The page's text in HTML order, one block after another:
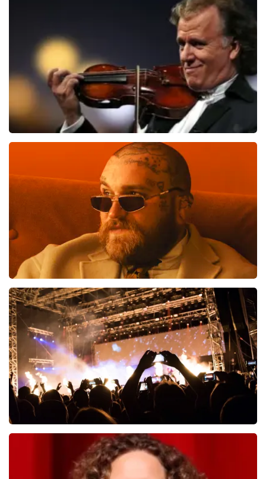
BESTEL NU
laatste 30 minuten
BESTEL NU
Teddy Swims
519laatste 30 minuten
BESTEL NU
Don Omar
laatste 30 minuten